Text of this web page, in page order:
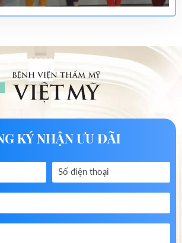
KÝ NHẬN ƯU ĐÃI